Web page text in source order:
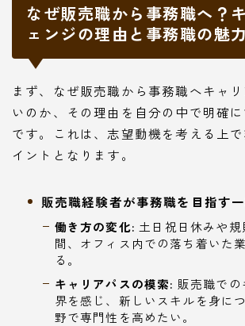
なぜ販売職から事務職へ？
ェンジの理由と事務職の魅力
まず、なぜ販売職から事務職へキャ
いのか、その理由を自分の中で明確
です。これは、志望動機を考える上
イントとなります。
販売職経験者が事務職を目指す
働き方の変化: 土日祝日休みや
間、オフィス内での落ち着いた
る。
キャリアパスの模索: 販売職で
界を感じ、新しいスキルを身に
野で専門性を高めたい。